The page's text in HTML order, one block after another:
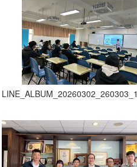
LINE_ALBUM_20260302_260303_1